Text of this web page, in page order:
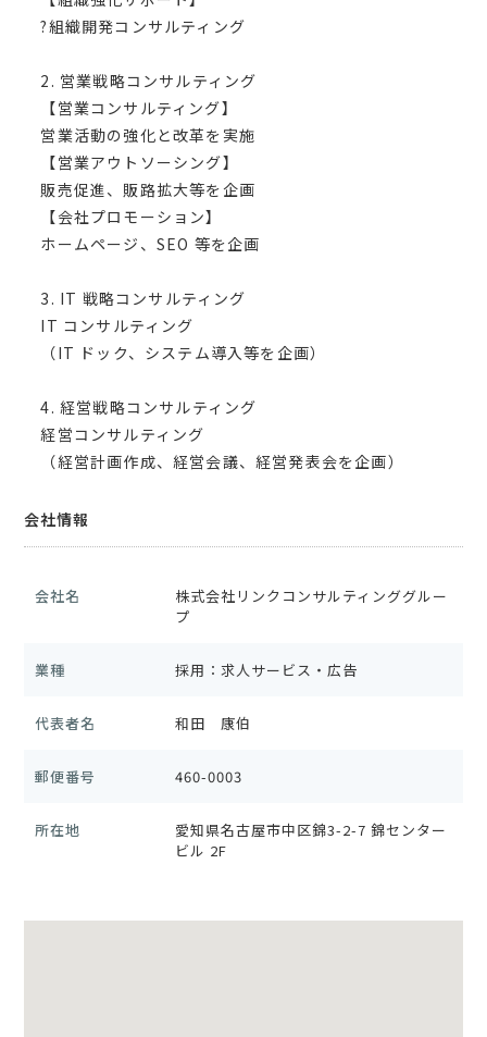
?組織開発コンサルティング
2. 営業戦略コンサルティング
【営業コンサルティング】
営業活動の強化と改革を実施
【営業アウトソーシング】
販売促進、販路拡大等を企画
【会社プロモーション】
ホームページ、SEO 等を企画
3. IT 戦略コンサルティング
IT コンサルティング
（IT ドック、システム導入等を企画）
4. 経営戦略コンサルティング
経営コンサルティング
（経営計画作成、経営会議、経営発表会を企画）
会社情報
会社名
株式会社リンクコンサルティンググルー
プ
業種 採用：求人サービス・広告
代表者名 和田 康伯
郵便番号 460-0003
所在地
愛知県名古屋市中区錦3-2-7 錦センター
ビル 2F